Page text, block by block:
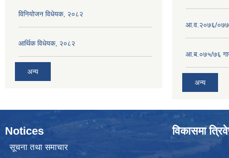
विनियोजन विधेयक, २०८२
आर्थिक विधेयक, २०८२
अन्य
आ.व.२०७६/०७७
आ.ब.०७५/७६
अन्य
Notices
सूचना तथा समाचार
विकासमा